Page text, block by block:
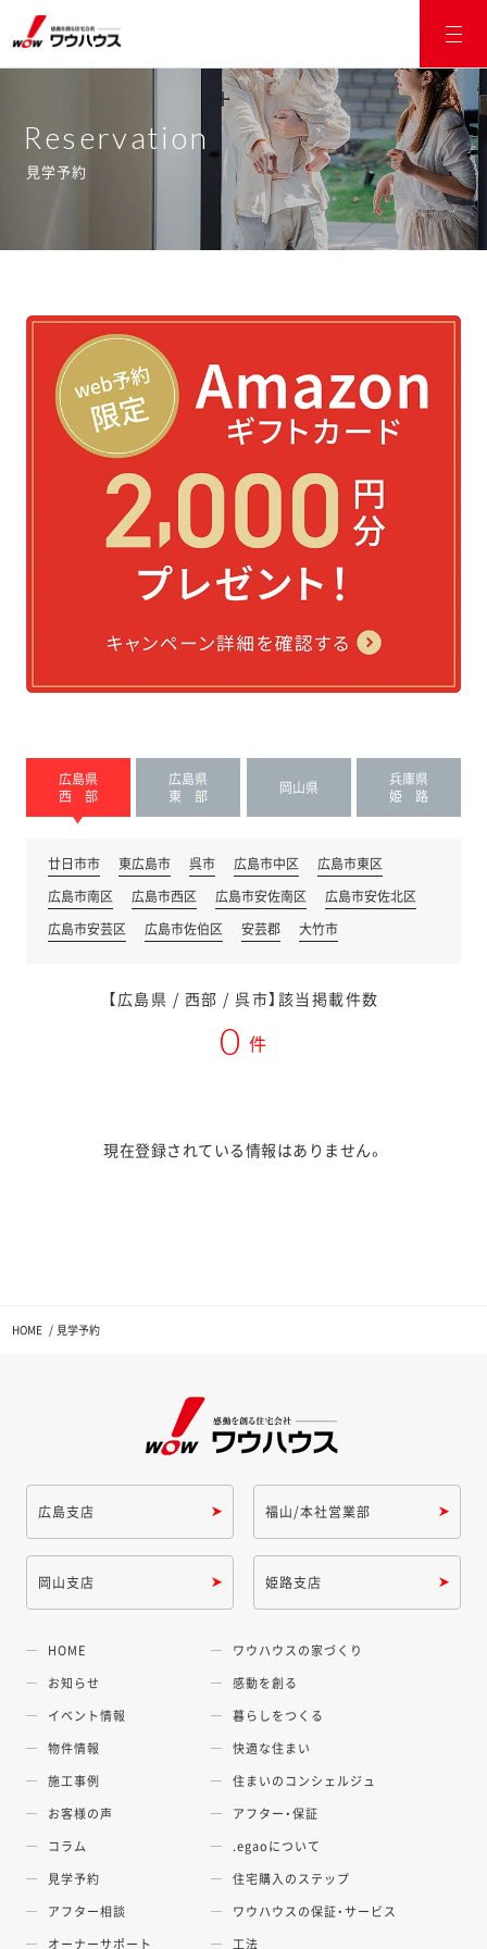
Reservation
見学予約
HOME 見学予約
広島県
西 部
広島県
東 部
岡山県
兵庫県
姫 路
廿日市市 東広島市 呉市 広島市中区
広島市東区
広島市南区
広島市西区 広島市安佐南区
広島市安佐北区
広島市安芸区
広島市佐伯区 安芸郡 大竹市
【広島県 / 西部 / 呉市】該当掲載件数
0 件
現在登録されている情報はありません。
広島支店 福山/本社営業部
岡山支店 姫路支店
HOME
ワウハウスの家づくり
お知らせ
感動を創る
イベント情報
暮らしをつくる
物件情報
快適な住まい
施工事例
住まいのコンシェルジュ
お客様の声
アフター・保証
コラム
.egaoについて
見学予約
住宅購入のステップ
アフター相談
ワウハウスの保証・サービス
オーナーサポート
工法